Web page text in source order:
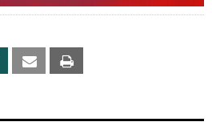
Xing Email